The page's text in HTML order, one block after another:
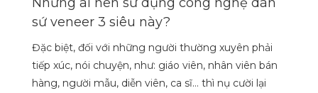
sứ veneer 3 siêu này?
Đặc biệt, đối với những người thường xuyên phải
tiếp xúc, nói chuyện, như: giáo viên, nhân viên bán
hàng, người mẫu, diễn viên, ca sĩ… thì nụ cười lại